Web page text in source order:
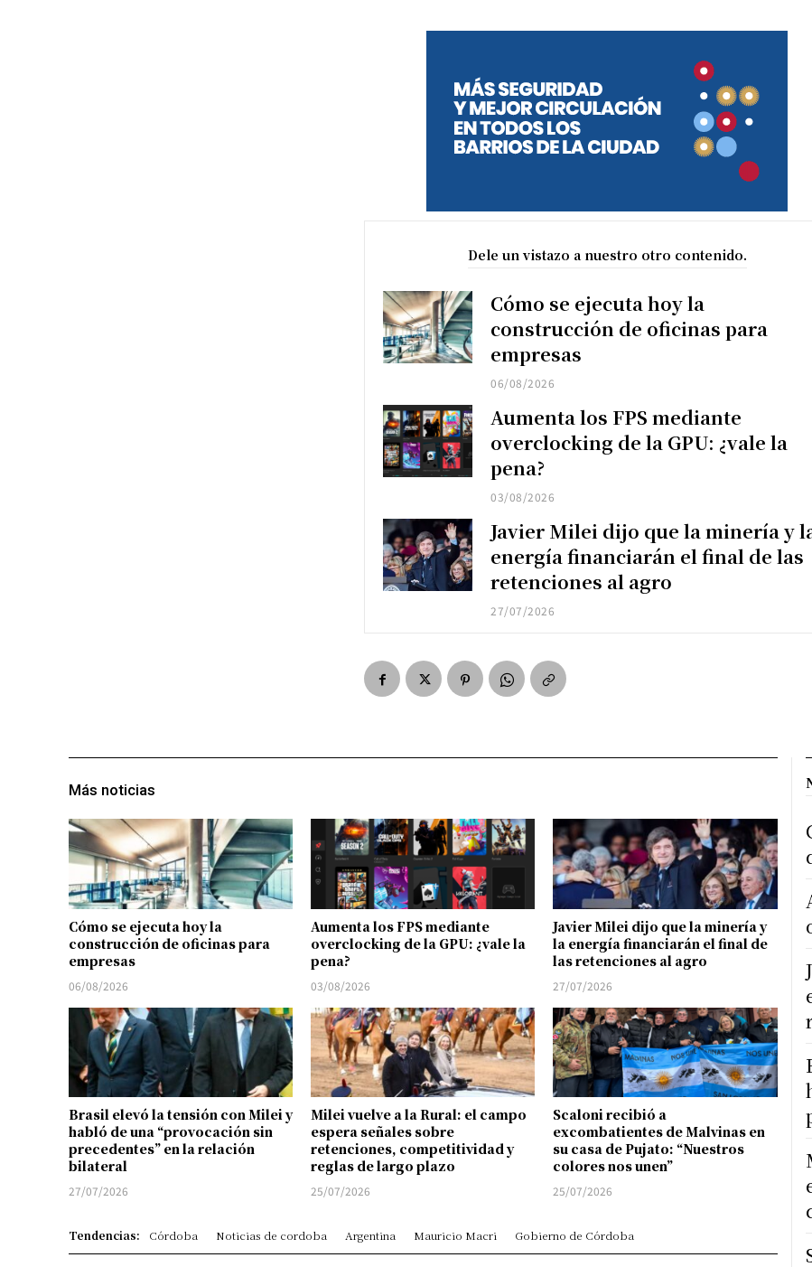
Dele un vistazo a nuestro otro contenido.
Cómo se ejecuta hoy la
construcción de oficinas para
empresas
06/08/2026
Aumenta los FPS mediante
overclocking de la GPU: ¿vale la
pena?
03/08/2026
Javier Milei dijo que la minería y
energía financiarán el final de las
retenciones al agro
27/07/2026
Más noticias
Cómo se ejecuta hoy la
construcción de oficinas para
empresas
06/08/2026
Aumenta los FPS mediante
overclocking de la GPU: ¿vale la
pena?
03/08/2026
Javier Milei dijo que la minería y
la energía financiarán el final de
las retenciones al agro
27/07/2026
Brasil elevó la tensión con Milei y
habló de una “provocación sin
precedentes” en la relación
bilateral
27/07/2026
Milei vuelve a la Rural: el campo
espera señales sobre
retenciones, competitividad y
reglas de largo plazo
25/07/2026
Scaloni recibió a
excombatientes de Malvinas en
su casa de Pujato: “Nuestros
colores nos unen”
25/07/2026
Tendencias: Córdoba Noticias de cordoba Argentina Mauricio Macri Gobierno de Córdoba